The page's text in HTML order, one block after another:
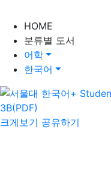
HOME
분류별 도서
어학
한국어
크게보기 공유하기